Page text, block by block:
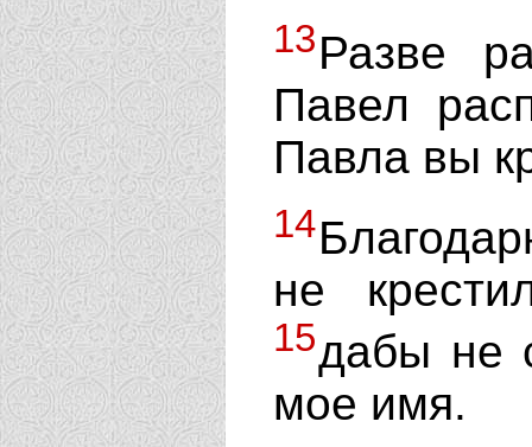
13Разве
Павел
Павла вы
14
не
15дабы не
мое имя.